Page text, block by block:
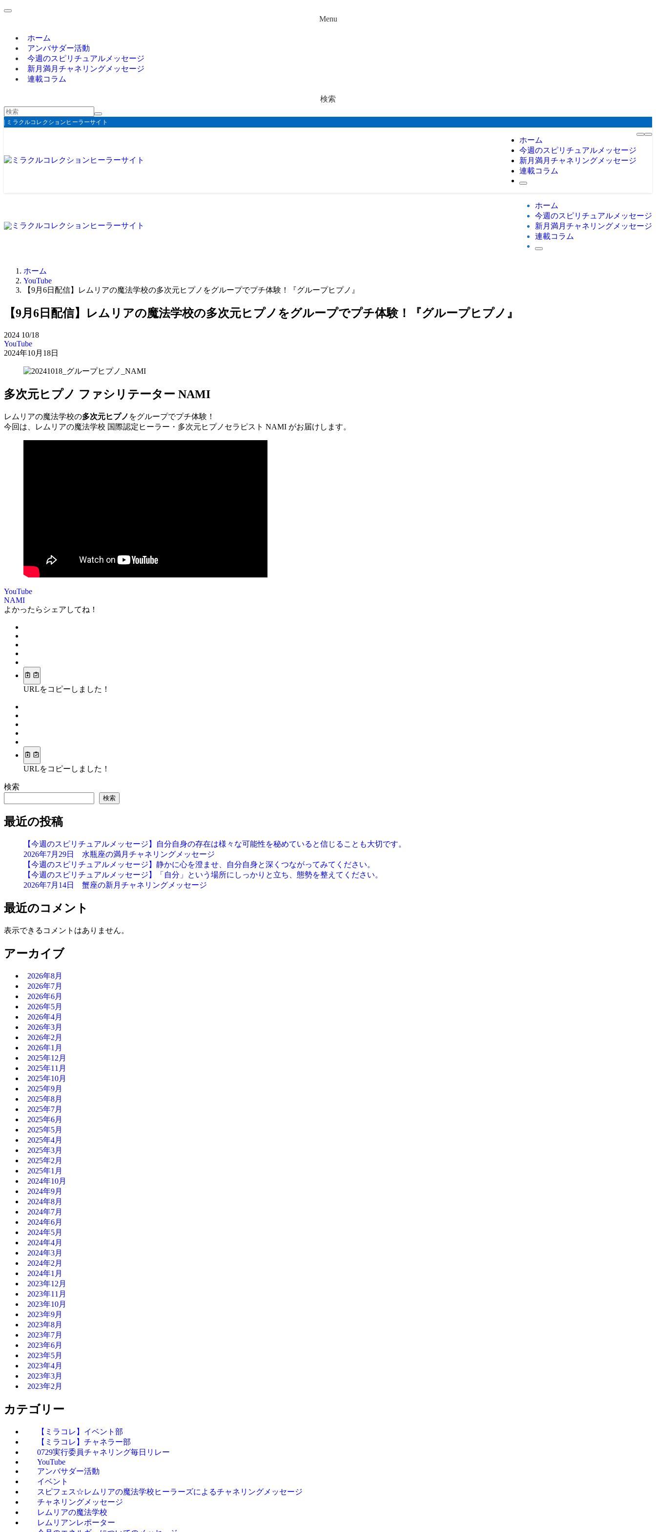
Menu
ホーム
アンバサダー活動
今週のスピリチュアルメッセージ
新月満月チャネリングメッセージ
連載コラム
検索
| ミラクルコレクションヒーラーサイト
ホーム
今週のスピリチュアルメッセージ
新月満月チャネリングメッセージ
連載コラム
ホーム
今週のスピリチュアルメッセージ
新月満月チャネリングメッセージ
連載コラム
ホーム
YouTube
【9月6日配信】レムリアの魔法学校の多次元ヒプノをグループでプチ体験！『グループヒプノ』
【9月6日配信】レムリアの魔法学校の多次元ヒプノをグループでプチ体験！『グループヒプノ』
2024 10/18
YouTube
2024年10月18日
多次元ヒプノ ファシリテーター NAMI
レムリアの魔法学校の多次元ヒプノ をグループでプチ体験！
今回は、レムリアの魔法学校 国際認定ヒーラー・多次元ヒプノセラピスト NAMI がお届けします。
YouTube
NAMI
よかったらシェアしてね！
URLをコピーしました！
URLをコピーしました！
検索
検索
最近の投稿
【今週のスピリチュアルメッセージ】自分自身の存在は様々な可能性を秘めていると信じることも大切です。
2026年7月29日 水瓶座の満月チャネリングメッセージ
【今週のスピリチュアルメッセージ】静かに心を澄ませ、自分自身と深くつながってみてください。
【今週のスピリチュアルメッセージ】「自分」という場所にしっかりと立ち、態勢を整えてください。
2026年7月14日 蟹座の新月チャネリングメッセージ
最近のコメント
表示できるコメントはありません。
アーカイブ
2026年8月
2026年7月
2026年6月
2026年5月
2026年4月
2026年3月
2026年2月
2026年1月
2025年12月
2025年11月
2025年10月
2025年9月
2025年8月
2025年7月
2025年6月
2025年5月
2025年4月
2025年3月
2025年2月
2025年1月
2024年10月
2024年9月
2024年8月
2024年7月
2024年6月
2024年5月
2024年4月
2024年3月
2024年2月
2024年1月
2023年12月
2023年11月
2023年10月
2023年9月
2023年8月
2023年7月
2023年6月
2023年5月
2023年4月
2023年3月
2023年2月
カテゴリー
【ミラコレ】イベント部
【ミラコレ】チャネラー部
0729実行委員チャネリング毎日リレー
YouTube
アンバサダー活動
イベント
スピフェス☆レムリアの魔法学校ヒーラーズによるチャネリングメッセージ
チャネリングメッセージ
レムリアの魔法学校
レムリアンレポーター